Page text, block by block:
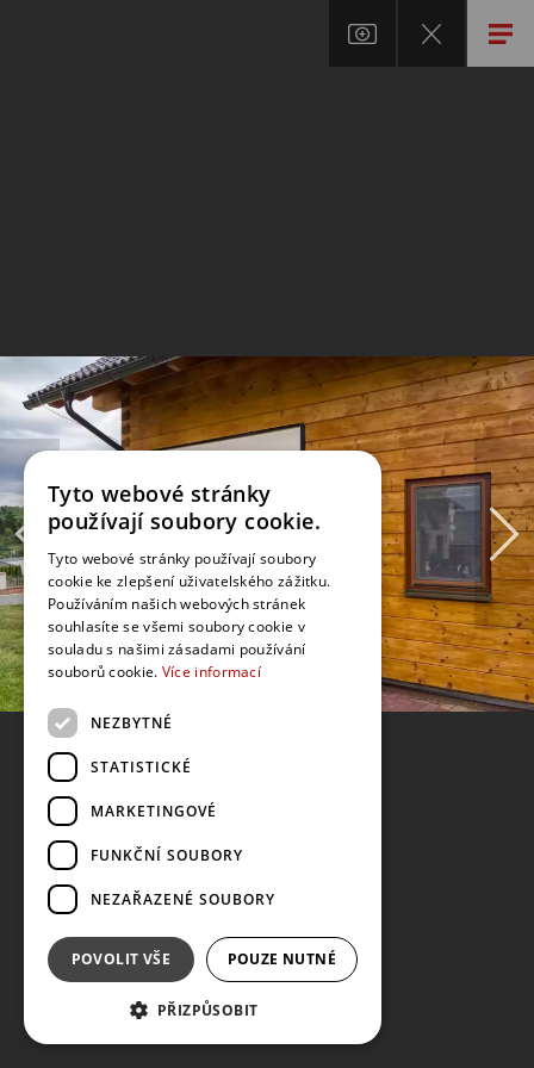
Tyto webové stránky
používají soubory cookie.
Tyto webové stránky používají soubory
cookie ke zlepšení uživatelského zážitku.
Používáním našich webových stránek
souhlasíte se všemi soubory cookie v
souladu s našimi zásadami používání
souborů cookie. Více informací
NEZBYTNÉ
STATISTICKÉ
MARKETINGOVÉ
FUNKČNÍ SOUBORY
NEZAŘAZENÉ SOUBORY
POVOLIT VŠE POUZE NUTNÉ
PŘIZPŮSOBIT